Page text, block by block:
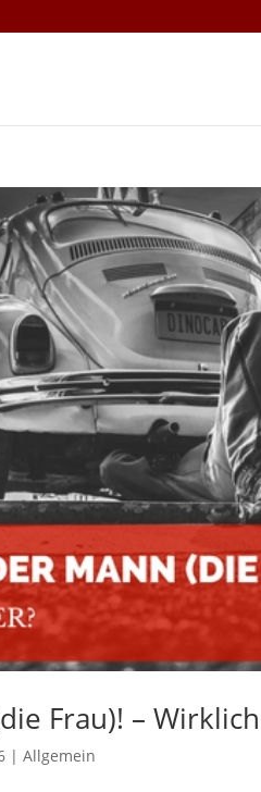
Frau)! –
|Allgemein